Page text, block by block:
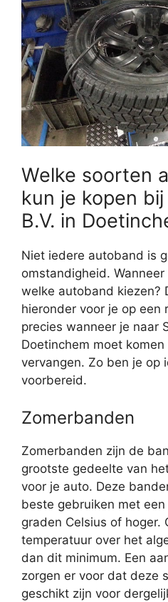
Welke soorten
kun je kopen
B.V. in
Niet iedere autoband is
omstandigheid.
welke autoband kiezen?
hieronder voor je op een
precies wanneer je naar
Doetinchem moet
vervangen. Zo ben je op
voorbereid.
Zomerbanden
Zomerbanden zijn de
grootste gedeelte van
voor je auto. Deze
beste gebruiken met
graden Celsius of hoger.
temperatuur over het
dan dit minimum. Een
zorgen er voor dat deze
geschikt zijn voor